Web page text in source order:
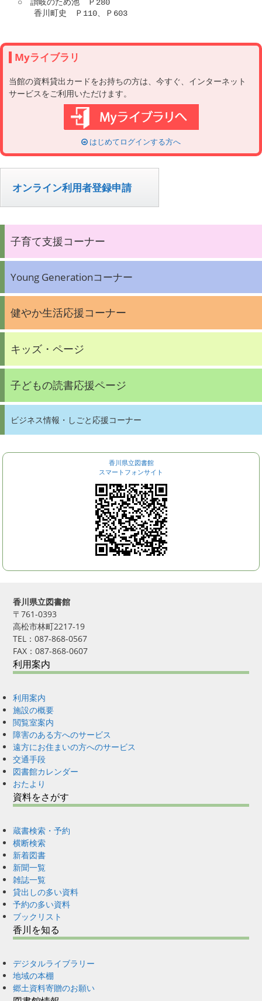
Myライブラリ
当館の資料貸出カードをお持ちの方は、今すぐ、インターネット
サービスをご利用いただけます。
はじめてログインする方へ
オンライン利用者登録申請
子育て支援コーナー
Young Generationコーナー
健やか生活応援コーナー
キッズ・ページ
子どもの読書応援ページ
ビジネス情報・しごと応援コーナー
香川県立図書館
スマートフォンサイト
香川県立図書館
〒761-0393
高松市林町2217-19
TEL：087-868-0567
FAX：087-868-0607
利用案内
利用案内
施設の概要
閲覧室案内
障害のある方へのサービス
遠方にお住まいの方へのサービス
交通手段
図書館カレンダー
おたより
資料をさがす
蔵書検索・予約
横断検索
新着図書
新聞一覧
雑誌一覧
貸出しの多い資料
予約の多い資料
ブックリスト
香川を知る
デジタルライブラリー
地域の本棚
郷土資料寄贈のお願い